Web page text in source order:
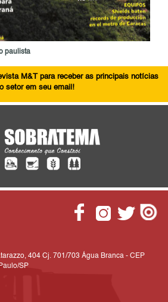
paulista
M&T para receber as principais notícias
setor em seu email!
404 Cj. 701/703 Água Branca - CEP
SP